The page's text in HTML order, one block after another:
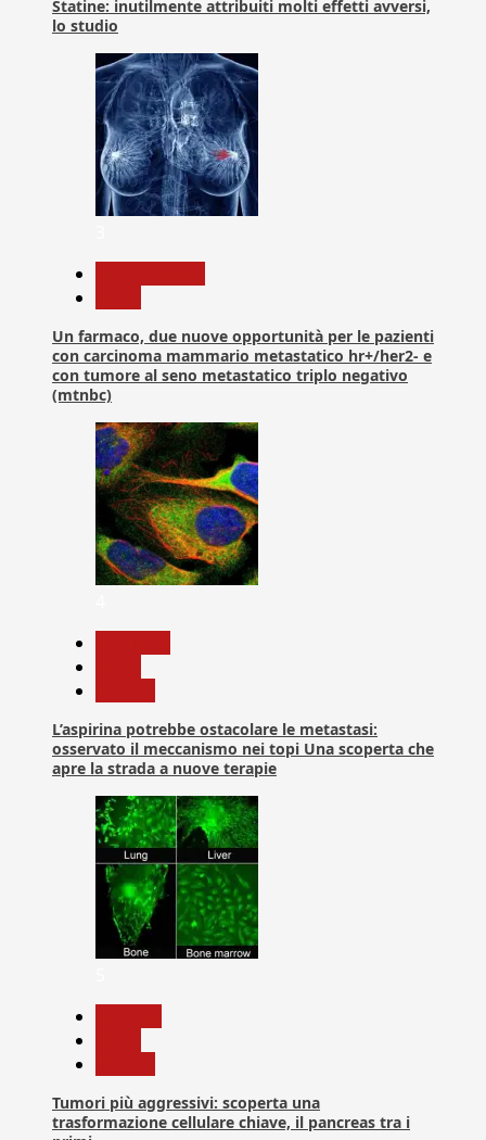
Statine: inutilmente attribuiti molti effetti avversi,
lo studio
Un farmaco, due nuove opportunità per le pazienti
con carcinoma mammario metastatico hr+/her2- e
con tumore al seno metastatico triplo negativo
(mtnbc)
L’aspirina potrebbe ostacolare le metastasi:
osservato il meccanismo nei topi Una scoperta che
apre la strada a nuove terapie
Tumori più aggressivi: scoperta una
trasformazione cellulare chiave, il pancreas tra i